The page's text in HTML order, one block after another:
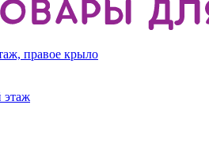
правое крыло
этаж